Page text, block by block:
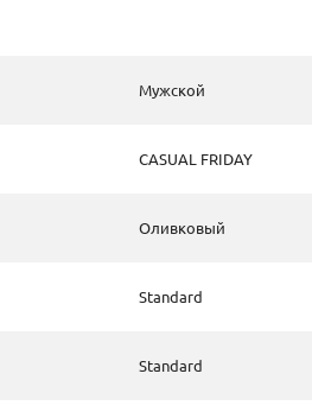
Мужской
CASUAL FRIDAY
Оливковый
Standard
Standard